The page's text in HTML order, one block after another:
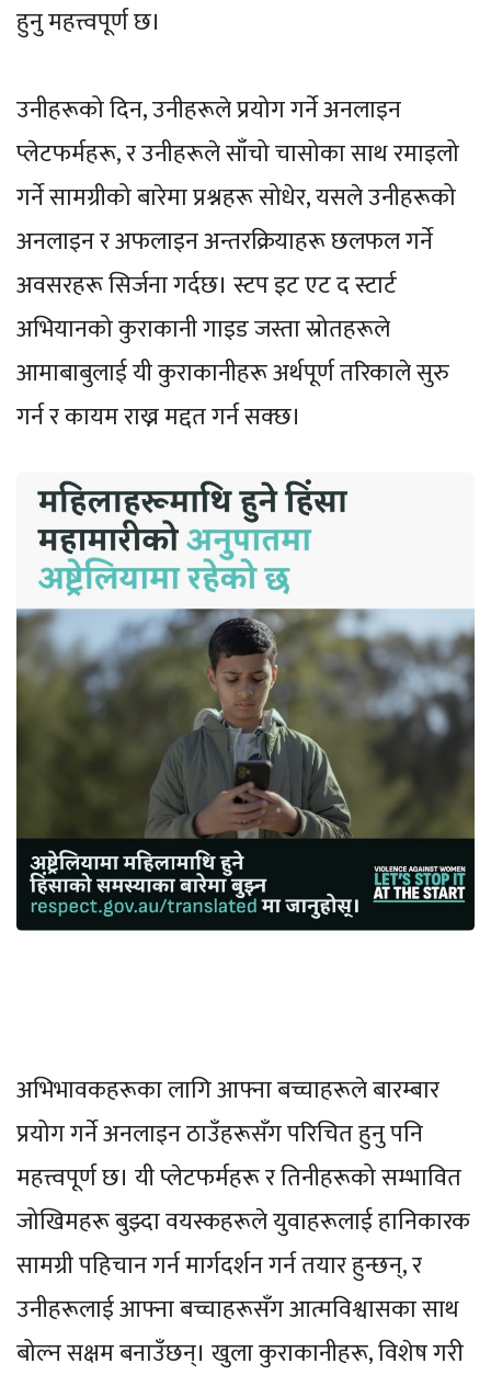
हुनु महत्त्वपूर्ण छ।
उनीहरूको दिन, उनीहरूले प्रयोग गर्ने अनलाइन
प्लेटफर्महरू, र उनीहरूले साँचो चासोका साथ रमाइलो
गर्ने सामग्रीको बारेमा प्रश्नहरू सोधेर, यसले उनीहरूको
अनलाइन र अफलाइन अन्तरक्रियाहरू छलफल गर्ने
अवसरहरू सिर्जना गर्दछ। स्टप इट एट द स्टार्ट
अभियानको कुराकानी गाइड जस्ता स्रोतहरूले
आमाबाबुलाई यी कुराकानीहरू अर्थपूर्ण तरिकाले सुरु
गर्न र कायम राख्न मद्दत गर्न सक्छ।
अभिभावकहरूका लागि आफ्ना बच्चाहरूले बारम्बार
प्रयोग गर्ने अनलाइन ठाउँहरूसँग परिचित हुनु पनि
महत्त्वपूर्ण छ। यी प्लेटफर्महरू र तिनीहरूको सम्भावित
जोखिमहरू बुझ्दा वयस्कहरूले युवाहरूलाई हानिकारक
सामग्री पहिचान गर्न मार्गदर्शन गर्न तयार हुन्छन्, र
उनीहरूलाई आफ्ना बच्चाहरूसँग आत्मविश्वासका साथ
बोल्न सक्षम बनाउँछन्। खुला कुराकानीहरू, विशेष गरी